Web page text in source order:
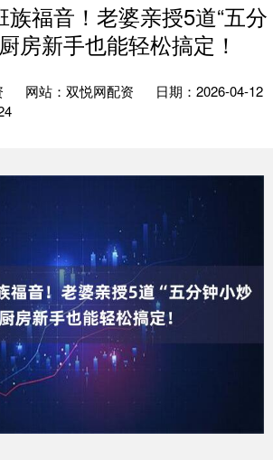
福音！老婆亲授5道“五分
房新手也能轻松搞定！
网站：双悦网配资
日期：2026-04-12